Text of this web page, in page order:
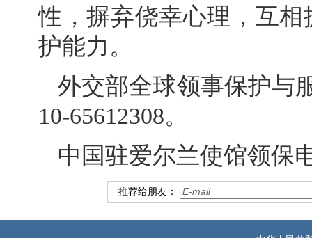
性，摒弃侥幸心理，互
护能力。
外交部全球领事保护与
10-65612308。
中国驻爱尔兰使馆领保
推荐给朋友：